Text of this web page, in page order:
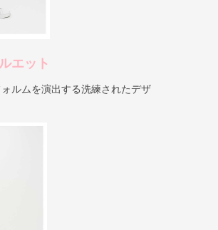
エット
ルムを演出する洗練されたデザ